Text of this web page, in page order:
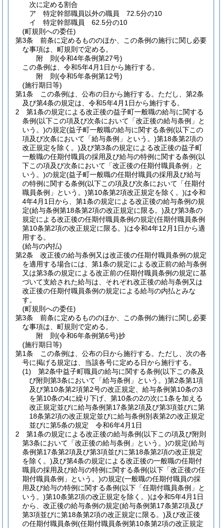
次に定める割合
ア
特定幹部職員以外の職員 72.5分の10
イ
特定幹部職員 62.5分の10
(町規則への委任)
第3条
前条に定めるもののほか、この条例の施行に関し必要
な事項は、町規則で定める。
附 則(令和4年条例第27号)
この条例は、令和5年4月1日から施行する。
附 則(令和5年条例第12号)
(施行期日等)
第1条
この条例は、公布の日から施行する。 ただし、第2条
及び第4条の規定は、令和5年4月1日から施行する。
2
第1条の規定による改正後の益子町一般職の給与に関する
条例(以下この項及び次条において「改正後の給与条例」と
いう。)の規定(益子町一般職の給与に関する条例(以下この
項及び次条において「給与条例」という。)第18条第2項の
改正規定を除く。)及び第3条の規定による改正後の益子町
一般職の任期付職員の採用及び給与の特例に関する条例(以
下この項及び次条において「改正後の任期付職員条例」と
いう。)の規定(益子町一般職の任期付職員の採用及び給与
の特例に関する条例(以下この項及び次条において「任期付
職員条例」という。)第10条第2項改正規定を除く。)は令和
4年4月1日から、第1条の規定による改正後の給与条例の規
定(給与条例第18条第2項の改正規定に限る。)及び第3条の
規定による改正後の任期付職員条例の規定(任期付職員条例
第10条第2項の改正規定に限る。)は令和4年12月1日から適
用する。
(給与の内払)
第2条
改正後の給与条例又は改正後の任期付職員条例の規定
を適用する場合には、第1条の規定による改正前の給与条例
又は第3条の規定による改正前の任期付職員条例の規定に基
づいて支給された給与は、それぞれ改正後の給与条例又は
改正後の任期付職員条例の規定による給与の内払とみな
す。
(町規則への委任)
第3条
前条に定めるもののほか、この条例の施行に関し必要
な事項は、町規則で定める。
附 則(令和6年条例第6号)抄
(施行期日等)
第1条
この条例は、公布の日から施行する。 ただし、次の各
号に掲げる規定は、当該各号に定める日から施行する。
(1)
第2条中益子町職員の給与に関する条例(以下この条及
び附則第3条において「給与条例」という。)第2条第1項
及び第10条第2項第2号の改正規定、給与条例第10条の3
を第10条の4に繰り下げ、第10条の2の次に1条を加える
改正規定並びに給与条例第17条第2項及び第3項並びに第
18条第2項の改正規定並びに給与条例別表第2の改正規定
並びに第5条の規定 令和6年4月1日
2
第1条の規定による改正後の給与条例(以下この項及び附則
第3条において「改正後の給与条例」という。)の規定(給与
条例第17条第2項及び第3項並びに第18条第2項の改正規定
を除く。)及び第4条の規定による改正後の一般職の任期付
職員の採用及び給与の特例に関する条例(以下「改正後の任
期付職員条例」という。)の規定(一般職の任期付職員の採
用及び給与の特例に関する条例(以下「任期付職員条例」と
いう。)第10条第2項の改正規定を除く。)は令和5年4月1日
から、改正後の給与条例の規定(給与条例第17条第2項及び
第3項並びに第18条第2項の改正規定に限る。)及び改正後
の任期付職員条例(任期付職員条例第10条第2項の改正規定